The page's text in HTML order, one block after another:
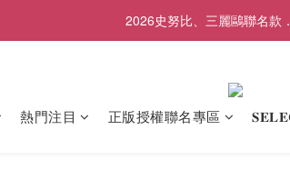
歡慶SNOOPY生日❤限時
2026史努比、三麗鷗聯名款
熱門注目 正版授權聯名專區